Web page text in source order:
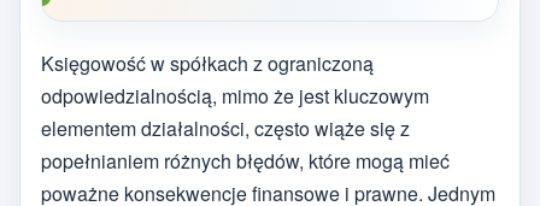
Księgowość w spółkach z ograniczoną
odpowiedzialnością, mimo że jest kluczowym
elementem działalności, często wiąże się z
popełnianiem różnych błędów, które mogą mieć
poważne konsekwencje finansowe i prawne. Jednym